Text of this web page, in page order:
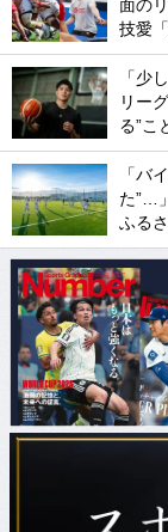
面の
技愛
「少
リー
る”こ
「バ
た”…
ふる